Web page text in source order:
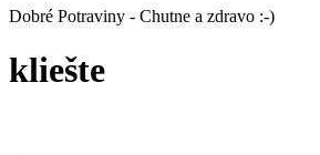
Dobré Potraviny - Chutne a zdravo :-)
kliešte